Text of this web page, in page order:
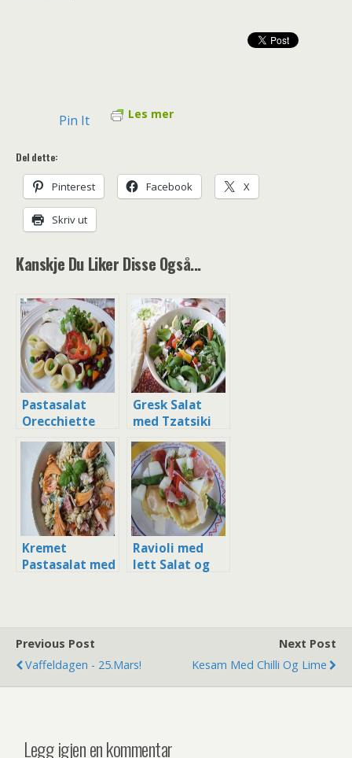
Pin It Les mer
Del dette:
Pinterest Facebook X
Skriv ut
Kanskje Du Liker Disse Også...
Pastasalat
Orecchiette
med Kjørvel,
Tzatsiki og
Kylling fra
Stange
Gresk Salat
med Tzatsiki
og Pitabrød
Kremet
Pastasalat med
Ravioli med
lett Salat og
Previous Post
Vaffeldagen - 25.mars!
Next Post
Kesam Med Chilli Og Lime
Legg igjen en kommentar